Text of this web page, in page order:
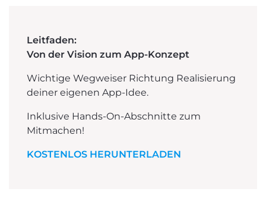
Leitfaden:
Von der Vision zum App-Konzept
Wichtige Wegweiser Richtung Realisierung
deiner eigenen App-Idee.
Inklusive Hands-On-Abschnitte zum
Mitmachen!
KOSTENLOS HERUNTERLADEN